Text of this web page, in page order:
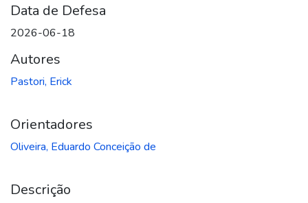
Data de Defesa
2026-06-18
Autores
Pastori, Erick
Orientadores
Oliveira, Eduardo Conceição de
Descrição